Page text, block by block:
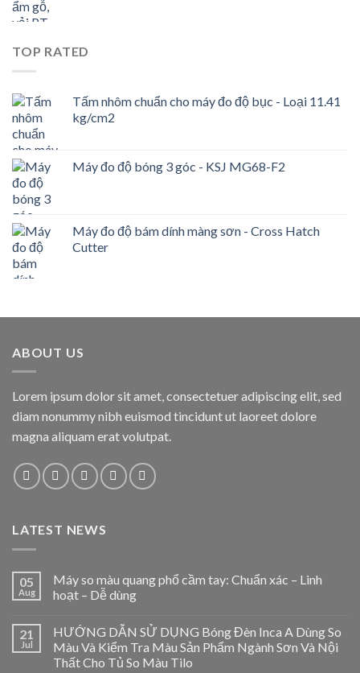
TOP RATED
Tấm nhôm chuẩn cho máy đo độ bục - Loại 11.41
kg/cm2
Máy đo độ bóng 3 góc - KSJ MG68-F2
Máy đo độ bám dính màng sơn - Cross Hatch
Cutter
ABOUT US
Lorem ipsum dolor sit amet, consectetuer adipiscing elit, sed
diam nonummy nibh euismod tincidunt ut laoreet dolore
magna aliquam erat volutpat.
LATEST NEWS
05
Aug
Máy so màu quang phổ cầm tay: Chuẩn xác – Linh
hoạt – Dễ dùng
21
Jul
HƯỚNG DẪN SỬ DỤNG Bóng Đèn Inca A Dùng So
Màu Và Kiểm Tra Màu Sản Phẩm Ngành Sơn Và Nội
Thất Cho Tủ So Màu Tilo